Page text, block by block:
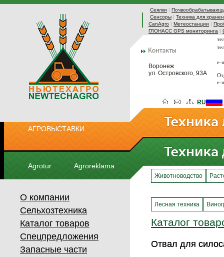
Сеялки |
Сенсоры | Техника для
CanAgro | Метеостанции |
ГЛОНАСС GPS мониторинга |
Воронеж
ул. Островского, 93А
e-
e-
АГРОВЫСТАВКИ
Agrotur Agroreklama
RU
О компании
Сельхозтехника
Каталог товаров
Спецпредложения
Запасные части
Животноводство
Лесная техника
Каталог
Отвал для
Отвал для